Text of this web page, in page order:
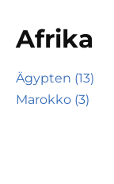
Afrika
Ägypten (13)
Marokko (3)